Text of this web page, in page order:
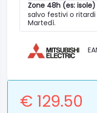
Zone 48h (es: isole)
salvo festivi o
Martedì.
€ 129.50